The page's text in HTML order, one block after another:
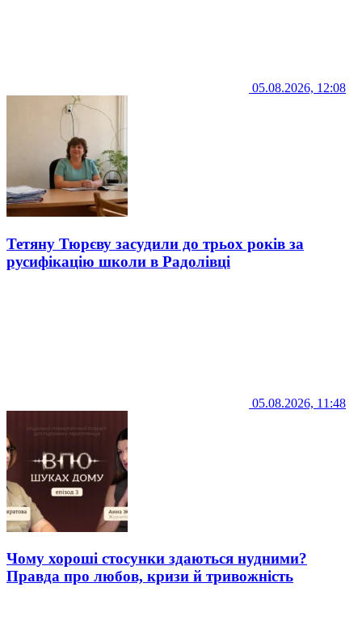
05.08.2026, 12:08
Тетяну Тюрєву засудили до трьох років за
русифікацію школи в Радолівці
05.08.2026, 11:48
Чому хороші стосунки здаються нудними?
Правда про любов, кризи й тривожність